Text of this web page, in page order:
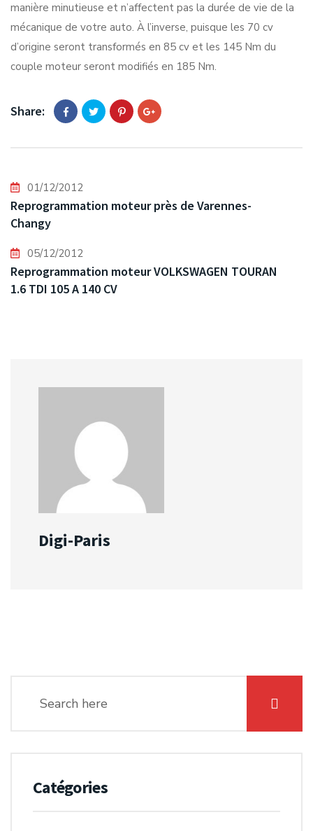
manière minutieuse et n’affectent pas la durée de vie de la
mécanique de votre auto. À l’inverse, puisque les 70 cv
d’origine seront transformés en 85 cv et les 145 Nm du
couple moteur seront modifiés en 185 Nm.
Share:
01/12/2012
Reprogrammation moteur près de Varennes-
Changy
05/12/2012
Reprogrammation moteur VOLKSWAGEN TOURAN
1.6 TDI 105 A 140 CV
Digi-Paris
Catégories